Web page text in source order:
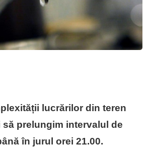
lucrărilor din teren
prelungim intervalul de
în jurul orei 21.00.